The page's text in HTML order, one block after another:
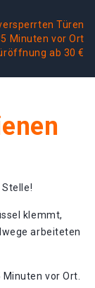
Türen
Minuten vor Ort
ab 30 €
klemmt,
arbeiteten
vor Ort.